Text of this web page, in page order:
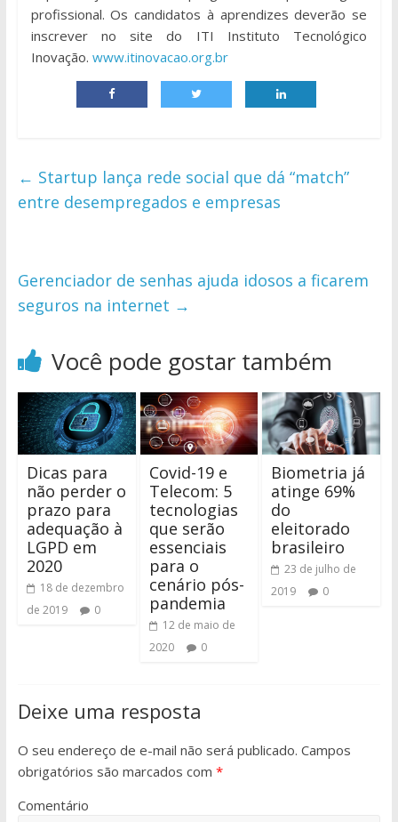
profissional. Os candidatos à aprendizes deverão se
inscrever no site do ITI Instituto Tecnológico
Inovação. www.itinovacao.org.br
← Startup lança rede social que dá “match”
entre desempregados e empresas
Gerenciador de senhas ajuda idosos a ficarem
seguros na internet →
Você pode gostar também
Dicas para
não perder o
prazo para
adequação à
LGPD em
2020
18 de dezembro
de 2019
0
Covid-19 e
Telecom: 5
tecnologias
que serão
essenciais
para o
cenário pós-
pandemia
12 de maio de
2020
0
Biometria já
atinge 69%
do
eleitorado
brasileiro
23 de julho de
2019
0
Deixe uma resposta
O seu endereço de e-mail não será publicado. Campos
obrigatórios são marcados com *
Comentário